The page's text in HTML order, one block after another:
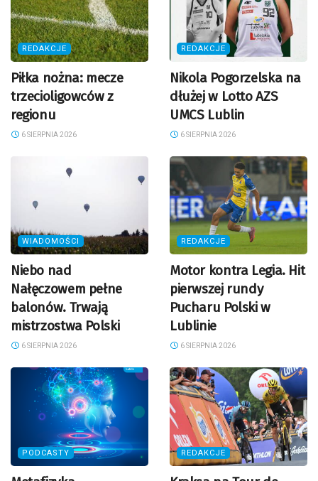
REDAKCJE
Piłka nożna: mecze
trzecioligowców z
regionu
6 SIERPNIA 2026
REDAKCJE
Nikola Pogorzelska na
dłużej w Lotto AZS
UMCS Lublin
6 SIERPNIA 2026
WIADOMOŚCI
Niebo nad
Nałęczowem pełne
balonów. Trwają
mistrzostwa Polski
6 SIERPNIA 2026
REDAKCJE
Motor kontra Legia. Hit
pierwszej rundy
Pucharu Polski w
Lublinie
6 SIERPNIA 2026
PODCASTY REDAKCJE